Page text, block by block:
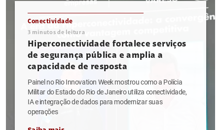
Conectividade
3 minutos de leitura
Hiperconectividade fortalece serviços
de segurança pública e amplia a
capacidade de resposta
Painel no Rio Innovation Week mostrou como a Polícia
Militar do Estado do Rio de Janeiro utiliza conectividade,
IA e integração de dados para modernizar suas
operações